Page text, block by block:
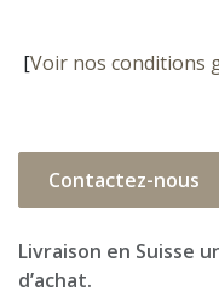
[Voir nos conditions
Contactez-nous
Livraison en Suisse
d’achat.